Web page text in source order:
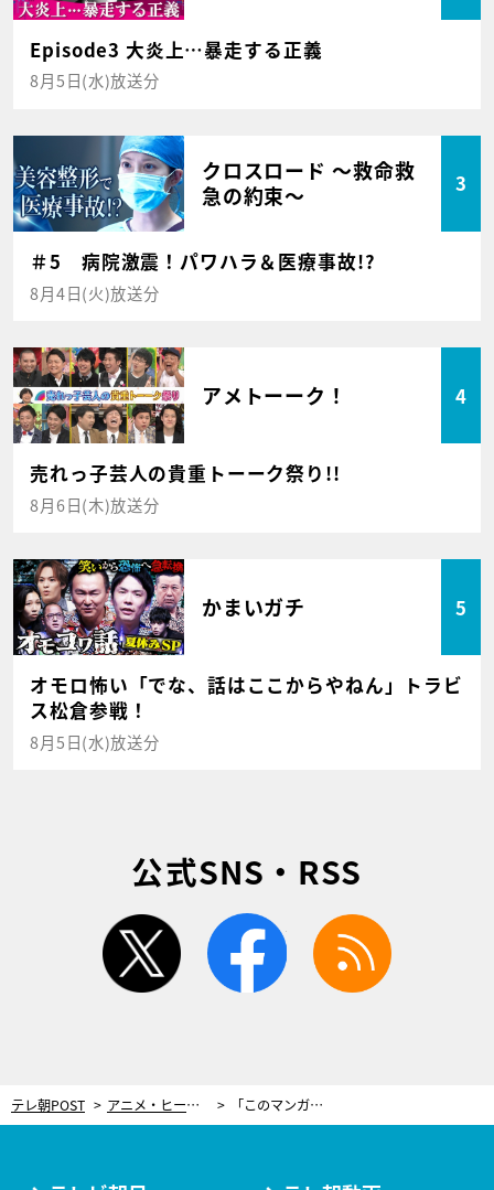
Episode3 大炎上…暴走する正義
8月5日(水)放送分
クロスロード ～救命救
急の約束～
3
＃5 病院激震！パワハラ＆医療事故!?
8月4日(火)放送分
アメトーーク！ 4
売れっ子芸人の貴重トーーク祭り!!
8月6日(木)放送分
かまいガチ 5
オモロ怖い「でな、話はここからやねん」トラビ
ス松倉参戦！
8月5日(水)放送分
公式SNS・RSS
twitter facebook
テレ朝POST アニメ・ヒーロー 「このマンガがすごい！」受賞の歴史マンガ『天幕のジャードゥーガル』TVアニメ化決定